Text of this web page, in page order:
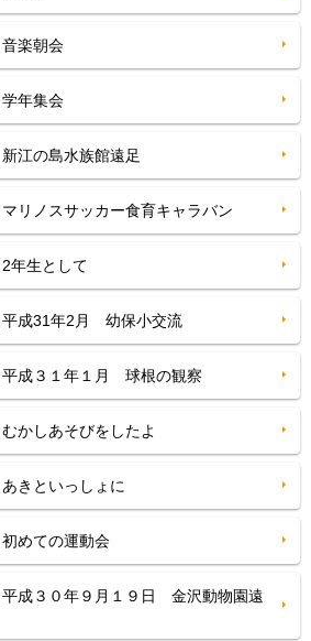
楽朝会
年集会
江の島水族館遠足
リノスサッカー食育キャラバン
年生として
成31年2月 幼保小交流
成３１年１月 球根の観察
かしあそびをしたよ
きといっしょに
めての運動会
成３０年９月１９日 金沢動物園遠